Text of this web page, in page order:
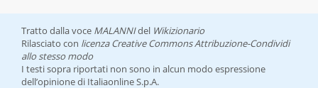
Tratto dalla voce MALANNIdel Wikizionario
Rilasciato con licenza Creative Commons Attribuzione-Condividi
allo stesso modo
I testi sopra riportati non sono in alcun modo espressione
dell’opinione di Italiaonline S.p.A.